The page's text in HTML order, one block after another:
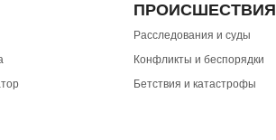
ПРОИСШЕСТВИЯ
Расследования и суды
Конфликты и беспорядки
Бетствия и катастрофы